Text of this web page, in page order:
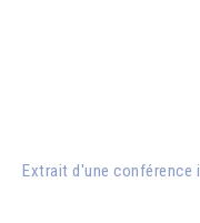
Extrait d'une conférence